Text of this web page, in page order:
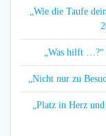
„Wie die Taufe
„Was hilft …?“
„Nicht nur zu
„Platz in Herz